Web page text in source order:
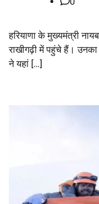
हरियाणा के मुख्यमंत्री
राखीगढ़ी में पहुंचे हैं।
ने यहां […]